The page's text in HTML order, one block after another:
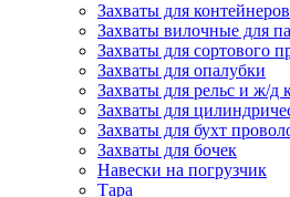
Захваты для контейнеров
Захваты вилочные для
Захваты для сортового
Захваты для опалубки
Захваты для рельс и ж/д
Захваты для
Захваты для бухт
Захваты для бочек
Навески на погрузчик
Тара